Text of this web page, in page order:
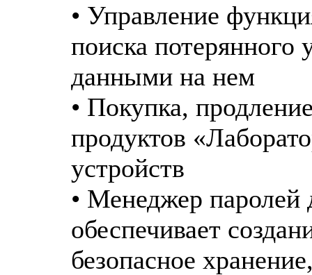
• Управление
поиска потерянного
данными на нем
• Покупка,
продуктов
устройств
• Менеджер паролей
обеспечивает
безопасное